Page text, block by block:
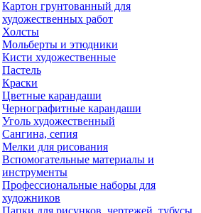
Картон грунтованный для
художественных работ
Холсты
Мольберты и этюдники
Кисти художественные
Пастель
Краски
Цветные карандаши
Чернографитные карандаши
Уголь художественный
Сангина, сепия
Мелки для рисования
Вспомогательные материалы и
инструменты
Профессиональные наборы для
художников